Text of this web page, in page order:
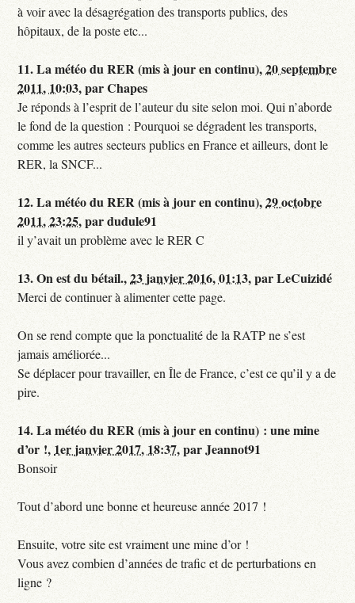
à voir avec la désagrégation des transports publics, des
hôpitaux, de la poste etc...
11.La météo du RER (mis à jour en continu),20 septembre
2011, 10:03,parChapes
Je réponds à l’esprit de l’auteur du site selon moi. Qui n’aborde
le fond de la question : Pourquoi se dégradent les transports,
comme les autres secteurs publics en France et ailleurs, dont le
RER, la SNCF...
12.La météo du RER (mis à jour en continu),29 octobre
2011, 23:25,pardudule91
il y’avait un problème avec le RER C
13.On est du bétail.,23 janvier 2016, 01:13,parLeCuizidé
Merci de continuer à alimenter cette page.
On se rend compte que la ponctualité de la RATP ne s’est
jamais améliorée...
Se déplacer pour travailler, en Île de France, c’est ce qu’il y a de
pire.
14.La météo du RER (mis à jour en continu) : une mine
d’or !, 1er janvier 2017, 18:37,parJeannot91
Bonsoir
Tout d’abord une bonne et heureuse année 2017 !
Ensuite, votre site est vraiment une mine d’or !
Vous avez combien d’années de trafic et de perturbations en
ligne ?